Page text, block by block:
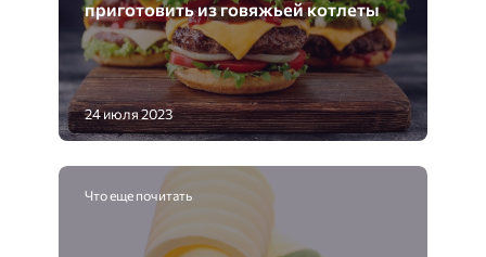
приготовить из говяжьей котлеты
24 июля 2023
Что еще почитать